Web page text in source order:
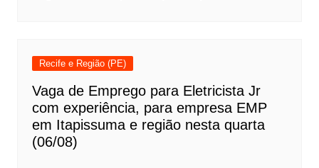
Recife e Região (PE)
Vaga de Emprego para Eletricista Jr
com experiência, para empresa EMP
em Itapissuma e região nesta quarta
(06/08)